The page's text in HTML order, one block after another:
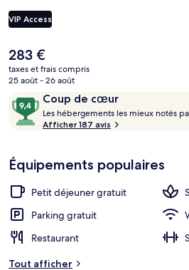
trouve un bar / salon, une salle de fitness
Sympa non ?
VIP Access
Le
prix
actuel
de
283 €.
283 €
taxes et frais compris
25 août - 26 août
Avis
voyageurs
Coup de cœur
9,4
sur
10,
cœur
Les hébergements les mieux notés
Afficher 187 avis
Équipements populaires
Petit déjeuner gratuit
Parking gratuit
Restaurant
Tout afficher